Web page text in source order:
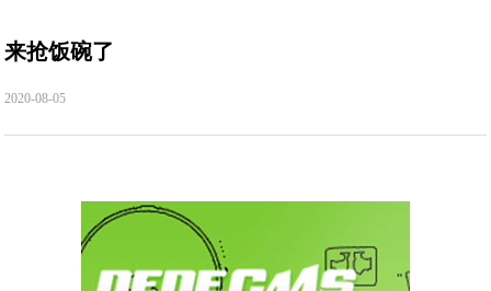
来抢饭碗了
2020-08-05